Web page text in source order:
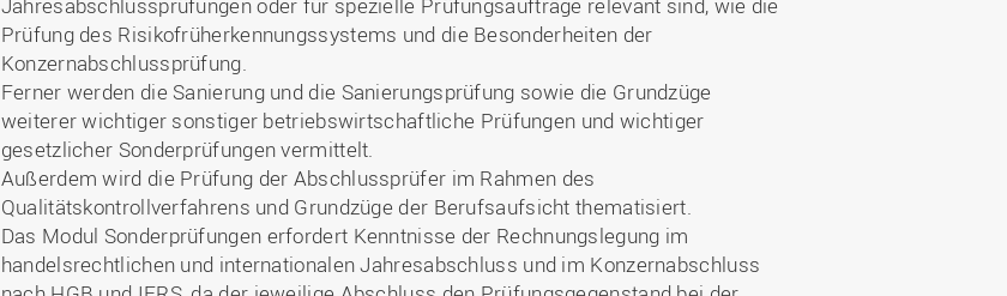
Prüfung des Risikofrüherkennungssystems und die Besonderheiten der
Konzernabschlussprüfung.
Ferner werden die Sanierung und die Sanierungsprüfung sowie die Grundzüge
weiterer wichtiger sonstiger betriebswirtschaftliche Prüfungen und wichtiger
gesetzlicher Sonderprüfungen vermittelt.
Außerdem wird die Prüfung der Abschlussprüfer im Rahmen des
Qualitätskontrollverfahrens und Grundzüge der Berufsaufsicht thematisiert.
Das Modul Sonderprüfungen erfordert Kenntnisse der Rechnungslegung im
handelsrechtlichen und internationalen Jahresabschluss und im Konzernabschluss